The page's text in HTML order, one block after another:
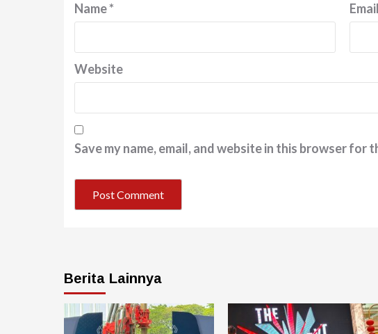
Name* Email
Website
Save my name, email, and website in this browser for
Berita Lainnya